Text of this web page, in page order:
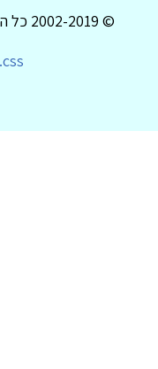
© 2002-2019 כל הזכויות שמורות לפסיכולוגיה עברית